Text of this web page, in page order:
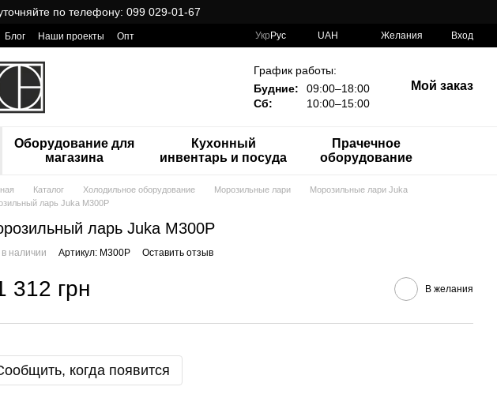
по телефону: 099 029-01-67
Блог Наши проекты
Опт
Укр Рус UAH Желания Вход
График работы:
Будние:
09:00–18:00
Сб:
10:00–15:00
Мой заказ
Оборудование для
магазина
Кухонный
инвентарь и посуда
Прачечное
оборудование
Каталог Холодильное оборудование Морозильные лари
Морозильные лари Juka
ларь Juka M300P
ларь Juka M300P
наличии Артикул: M300P Оставить отзыв
312 грн В желания
когда появится